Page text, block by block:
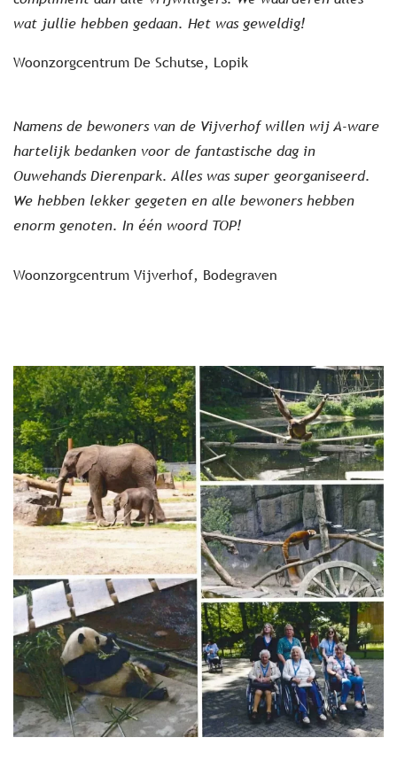
wat jullie hebben gedaan. Het was geweldig!
Woonzorgcentrum De Schutse, Lopik
Namens de bewoners van de Vijverhof willen wij A-ware
hartelijk bedanken voor de fantastische dag in
Ouwehands Dierenpark. Alles was super georganiseerd.
We hebben lekker gegeten en alle bewoners hebben
enorm genoten. In één woord TOP!
Woonzorgcentrum Vijverhof, Bodegraven